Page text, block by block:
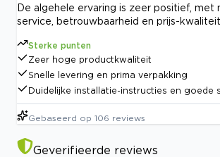
De algehele ervaring is zeer positief, met
service, betrouwbaarheid en prijs-
Sterke punten
Zeer hoge productkwaliteit
Snelle levering en prima verpakking
Duidelijke installatie-instructies en goede
Gebaseerd op 106 reviews
Geverifieerde reviews